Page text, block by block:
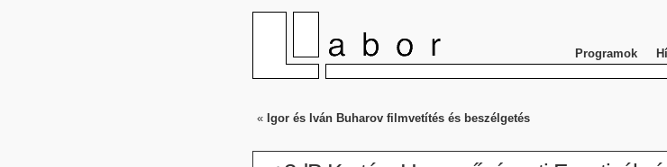
Programok
« Igor és Iván Buharov filmvetítés és beszélgetés